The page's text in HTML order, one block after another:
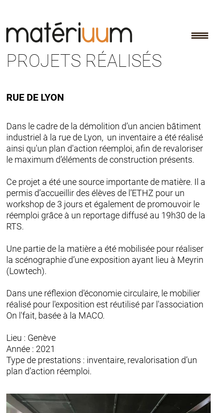
to
content
PROJETS RÉALISÉS
RUE DE LYON
Dans le cadre de la démolition d’un ancien bâtiment
industriel à la rue de Lyon, un inventaire a été réalisé
ainsi qu'un plan d'action réemploi, afin de revaloriser
le maximum d’éléments de construction présents.
Ce projet a été une source importante de matière. Il a
permis d’accueillir des élèves de l’ETHZ pour un
workshop de 3 jours et également de promouvoir le
réemploi grâce à un reportage diffusé au 19h30 de la
RTS.
Une partie de la matière a été mobilisée pour réaliser
la scénographie d’une exposition ayant lieu à Meyrin
(Lowtech).
Dans une réflexion d'économie circulaire, le mobilier
réalisé pour l'exposition est réutilisé par l'association
On l'fait, basée à la MACO.
Lieu : Genève
Année : 2021
Type de prestations : inventaire, revalorisation d’un
plan d’action réemploi.